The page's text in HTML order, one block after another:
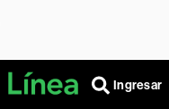
Ingresar